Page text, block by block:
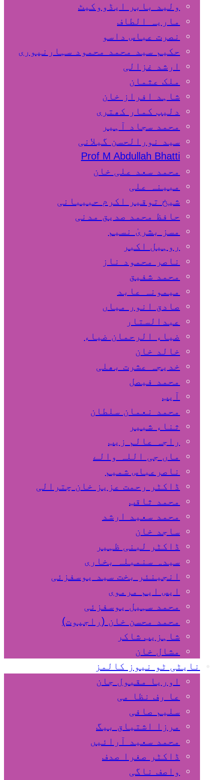
ولید بابر ایڈووکیٹ
ماریہ الطاف
نصرت عباس داسو
حکیم سید محمد محمود سہارنپوری
ارشد غزالی
ملک عثمان
شاہد افراز خان
دلیپ کمار کھتری
محمد سجاد آہیر
سید نورالحسن گیلانی
Prof M Abdullah Bhatti
محمد سعد علی خان
مبینہ علی
شیخ توقیر اکرم حبیبانی
حافظ محمد صدیق مدنی
مسز بشریٰ نسیم
روہیل اکبر
ناصر محمود ناز
محمد شفیق
میمونہ عابد
صادق انور میاں
عبدالستار
ضیاء الرحمان ضیاء
خالد خان
خدیجہ عشرت بھلی
محمد فیصل
آیب
محمد نعمان سلطان
ثناء شبیر
راجہ عالم زیب
ماں جی اللہ والے
ناصرعباس شمیم
ڈاکٹر رحمت عزیز خان چترالی
محمد ثاقب
محمد سعید ارشد
ساجد خان
ڈاکٹر لبنی ظہیر
سیدہ سنمبلہ بخاری
انجینئر بخت سید یوسفزئی
ایس ایم مرموی
محمد سہیل یوسفزئی
محمد محسن خان (راجپوت)
شاہزیب شاکر
مشال خان
نایٹی ٹو نیوز کالمز
اوریا مقبول جان
عا رف نظا می
سلیم صافی
مرزا اشتیاق بیگ
محمد سعید آرائیں
ڈاکٹر صغرا صدف
واصف ناگی